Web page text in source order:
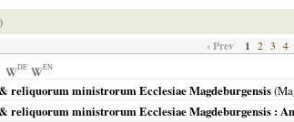
‹ Prev 1 2 3 4
DE EN
reliquorum ministrorum Ecclesiae Magdeburgensis(
reliquorum ministrorum Ecclesiae Magdeburgensis :